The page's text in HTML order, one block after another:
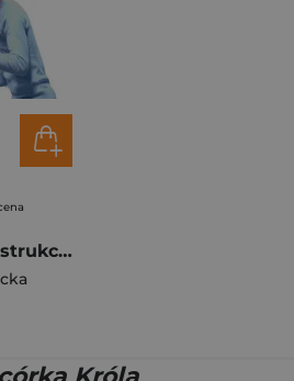
Małżeństwo. Instrukcja obsługi I żyli długo i szczęśliwie… Czy ślub musi oznaczać koniec bajki?